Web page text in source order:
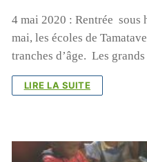
4 mai 2020 : Rentrée sous
mai, les écoles de
tranches d’âge. Les
LIRE LA SUITE